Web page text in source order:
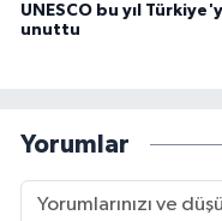
UNESCO bu yıl
unuttu
Yorumlar